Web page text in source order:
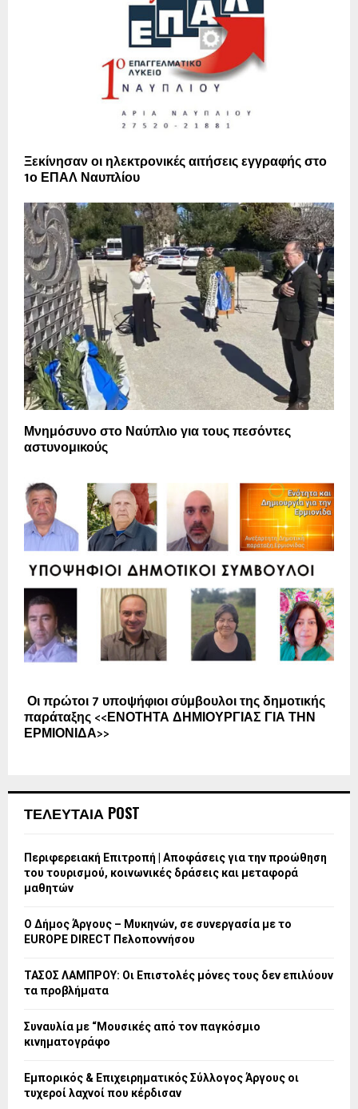
Ξεκίνησαν οι ηλεκτρονικές αιτήσεις εγγραφής στο
1ο ΕΠΑΛ Ναυπλίου
Μνημόσυνο στο Ναύπλιο για τους πεσόντες
αστυνομικούς
Οι πρώτοι 7 υποψήφιοι σύμβουλοι της δημοτικής
παράταξης <<ΕΝΟΤΗΤΑ ΔΗΜΙΟΥΡΓΙΑΣ ΓΙΑ ΤΗΝ
ΕΡΜΙΟΝΙΔΑ>>
ΤΕΛΕΥΤΑΙΑ POST
Περιφερειακή Επιτροπή | Αποφάσεις για την προώθηση
του τουρισμού, κοινωνικές δράσεις και μεταφορά
μαθητών
Ο Δήμος Άργους – Μυκηνών, σε συνεργασία με το
EUROPE DIRECT Πελοποννήσου
ΤΑΣΟΣ ΛΑΜΠΡΟΥ: Οι Επιστολές μόνες τους δεν επιλύουν
τα προβλήματα
Συναυλία με “Μουσικές από τον παγκόσμιο
κινηματογράφο
Εμπορικός & Επιχειρηματικός Σύλλογος Άργους οι
τυχεροί λαχνοί που κέρδισαν